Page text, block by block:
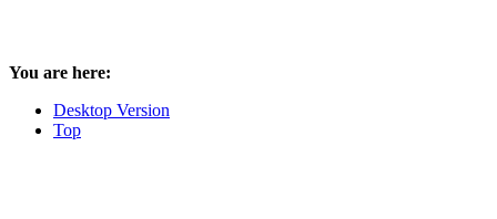
You are here:
Desktop Version
Top